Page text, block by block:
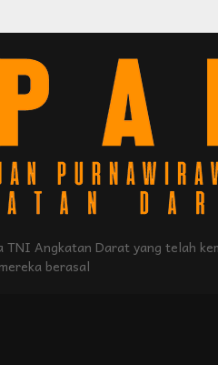
Angkatan Darat yang telah
berasal